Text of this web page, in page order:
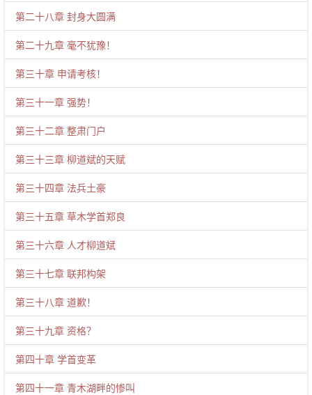
第二十八章 封身大圆满
第二十九章 毫不犹豫！
第三十章 申请考核！
第三十一章 强势！
第三十二章 整肃门户
第三十三章 柳道斌的天赋
第三十四章 法兵土豪
第三十五章 草木学首郑良
第三十六章 人才柳道斌
第三十七章 联邦构架
第三十八章 道歉！
第三十九章 资格？
第四十章 学首变革
第四十一章 青木湖畔的惨叫